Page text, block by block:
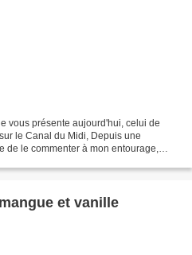
vous présente aujourd'hui, celui de
le Canal du Midi, Depuis une
de le commenter à mon entourage,
et vanille